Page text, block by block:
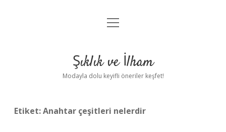
Anasayfa
Yasal Uyarı
menüyü
Şıklık ve İlham
Modayla dolu keyifli öneriler keşfet!
Etiket:Anahtar çeşitleri nelerdir